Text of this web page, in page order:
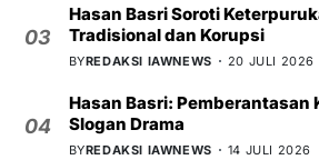
03
Hasan Basri Soroti
Tradisional dan Korupsi
BYREDAKSI IAWNEWS 20 JULI 2026
04
Hasan Basri: Pemberantasan
Slogan Drama
BYREDAKSI IAWNEWS 14 JULI 2026